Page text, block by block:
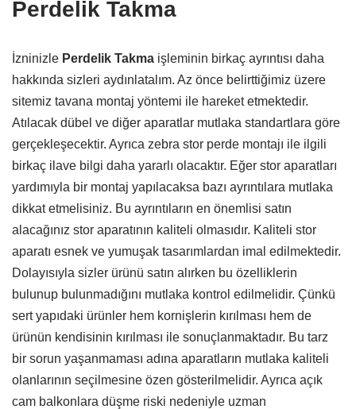
Perdelik Takma
İzninizle Perdelik Takma işleminin birkaç ayrıntısı daha
hakkında sizleri aydınlatalım. Az önce belirttiğimiz üzere
sitemiz tavana montaj yöntemi ile hareket etmektedir.
Atılacak dübel ve diğer aparatlar mutlaka standartlara göre
gerçekleşecektir. Ayrıca zebra stor perde montajı ile ilgili
birkaç ilave bilgi daha yararlı olacaktır. Eğer stor aparatları
yardımıyla bir montaj yapılacaksa bazı ayrıntılara mutlaka
dikkat etmelisiniz. Bu ayrıntıların en önemlisi satın
alacağınız stor aparatının kaliteli olmasıdır. Kaliteli stor
aparatı esnek ve yumuşak tasarımlardan imal edilmektedir.
Dolayısıyla sizler ürünü satın alırken bu özelliklerin
bulunup bulunmadığını mutlaka kontrol edilmelidir. Çünkü
sert yapıdaki ürünler hem kornişlerin kırılması hem de
ürünün kendisinin kırılması ile sonuçlanmaktadır. Bu tarz
bir sorun yaşanmaması adına aparatların mutlaka kaliteli
olanlarının seçilmesine özen gösterilmelidir. Ayrıca açık
cam balkonlara düşme riski nedeniyle uzman